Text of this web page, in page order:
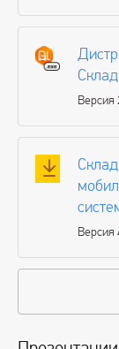
Версия
Версия